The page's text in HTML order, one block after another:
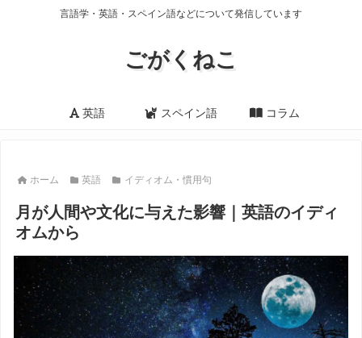
言語学・英語・スペイン語などについて発信しています
ごがくねこ
英語 スペイン語 コラム
ホーム 英語 イディオム・慣用句
月が人間や文化に与えた影響｜英語のイディ
オムから